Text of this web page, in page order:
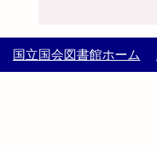
国立国会図書館ホーム